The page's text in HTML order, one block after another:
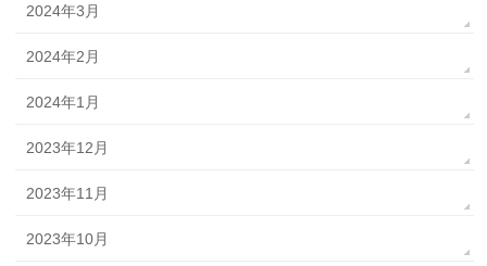
2024年3月
2024年2月
2024年1月
2023年12月
2023年11月
2023年10月